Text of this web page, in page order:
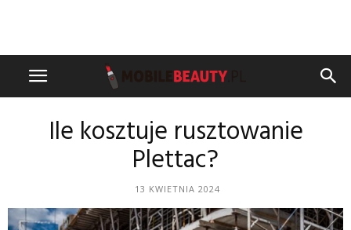
Ile kosztuje rusztowanie
Plettac?
13 KWIETNIA 2024